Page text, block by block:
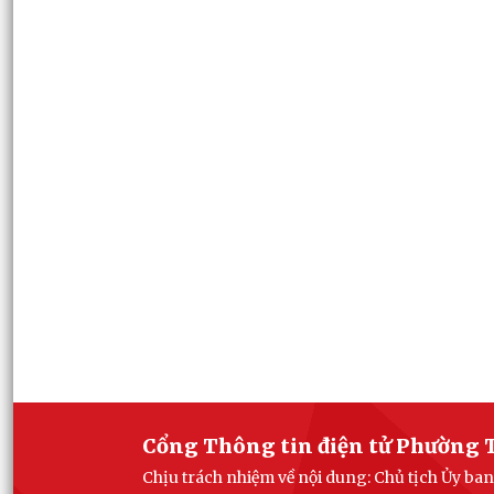
Cổng Thông tin điện tử Phường
Chịu trách nhiệm về nội dung: Chủ tịch Ủy